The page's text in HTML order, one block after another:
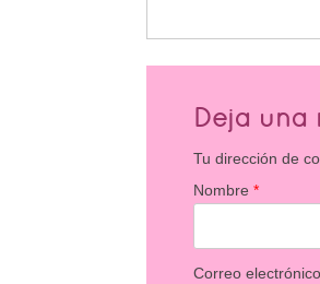
Deja una
Tu dirección de
Nombre*
Correo